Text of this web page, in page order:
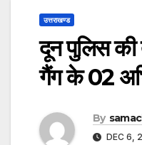
उत्तराखण्ड
दून पुलिस की
गैंग के 02
By
DEC 6,